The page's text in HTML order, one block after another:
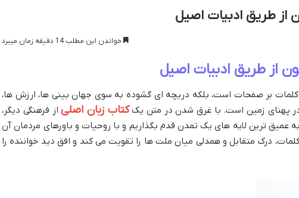
طریق ادبیات اصیل
خواندن این مطلب 14 دقیقه زمان میبرد
از طریق ادبیات اصیل
کلمات بر صفحات است، بلکه دریچه ای گشوده به سوی جهان بینی ها، ارزش ها،
پهنای زمین است. با غرق شدن در متن یککتاب زبان اصلیاز فرهنگی دیگر،
عمیق ترین لایه های یک تمدن قدم بگذاریم و با روحیات و باورهای مردمان آن
درک متقابل و همدلی میان ملت ها را تقویت می کند و افق دید خواننده را